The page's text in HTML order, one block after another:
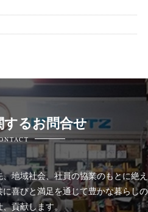
するお問合せ
、地域社会、社員の協業のもとに絶え
喜びと満足を通じて豊かな暮らしの
、貢献します。